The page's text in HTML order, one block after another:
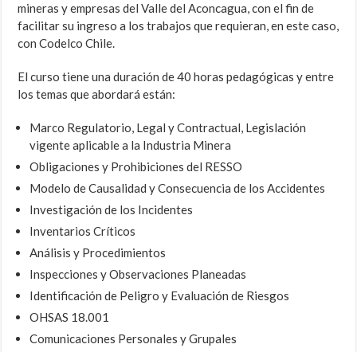
mineras y empresas del Valle del Aconcagua, con el fin de
facilitar su ingreso a los trabajos que requieran, en este caso,
con Codelco Chile.
El curso tiene una duración de 40 horas pedagógicas y entre
los temas que abordará están:
Marco Regulatorio, Legal y Contractual, Legislación
vigente aplicable a la Industria Minera
Obligaciones y Prohibiciones del RESSO
Modelo de Causalidad y Consecuencia de los Accidentes
Investigación de los Incidentes
Inventarios Críticos
Análisis y Procedimientos
Inspecciones y Observaciones Planeadas
Identificación de Peligro y Evaluación de Riesgos
OHSAS 18.001
Comunicaciones Personales y Grupales